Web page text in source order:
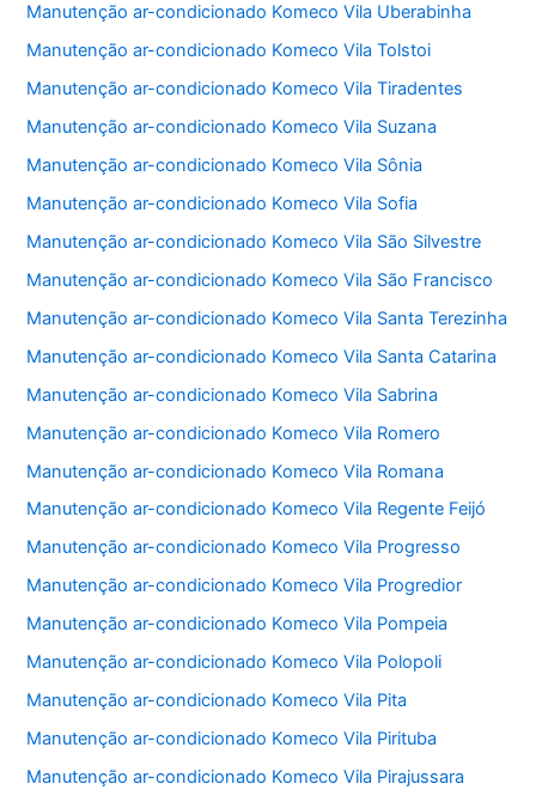
Manutenção ar-condicionado Komeco Vila Uberabinha
Manutenção ar-condicionado Komeco Vila Tolstoi
Manutenção ar-condicionado Komeco Vila Tiradentes
Manutenção ar-condicionado Komeco Vila Suzana
Manutenção ar-condicionado Komeco Vila Sônia
Manutenção ar-condicionado Komeco Vila Sofia
Manutenção ar-condicionado Komeco Vila São Silvestre
Manutenção ar-condicionado Komeco Vila São Francisco
Manutenção ar-condicionado Komeco Vila Santa Terezinha
Manutenção ar-condicionado Komeco Vila Santa Catarina
Manutenção ar-condicionado Komeco Vila Sabrina
Manutenção ar-condicionado Komeco Vila Romero
Manutenção ar-condicionado Komeco Vila Romana
Manutenção ar-condicionado Komeco Vila Regente Feijó
Manutenção ar-condicionado Komeco Vila Progresso
Manutenção ar-condicionado Komeco Vila Progredior
Manutenção ar-condicionado Komeco Vila Pompeia
Manutenção ar-condicionado Komeco Vila Polopoli
Manutenção ar-condicionado Komeco Vila Pita
Manutenção ar-condicionado Komeco Vila Pirituba
Manutenção ar-condicionado Komeco Vila Pirajussara